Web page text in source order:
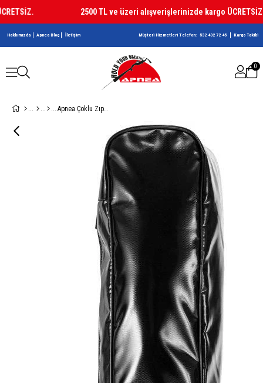
2500 TL ve üzeri alışverişlerinizde kargo ÜCRETSİZ.
Hakkımızda Apnea Blog İletişim Müşteri Hizmetleri Telefon: 532 432 72 45 Kargo Takibi
0
Apnea Çoklu Zıpkın kılıfı 180cm